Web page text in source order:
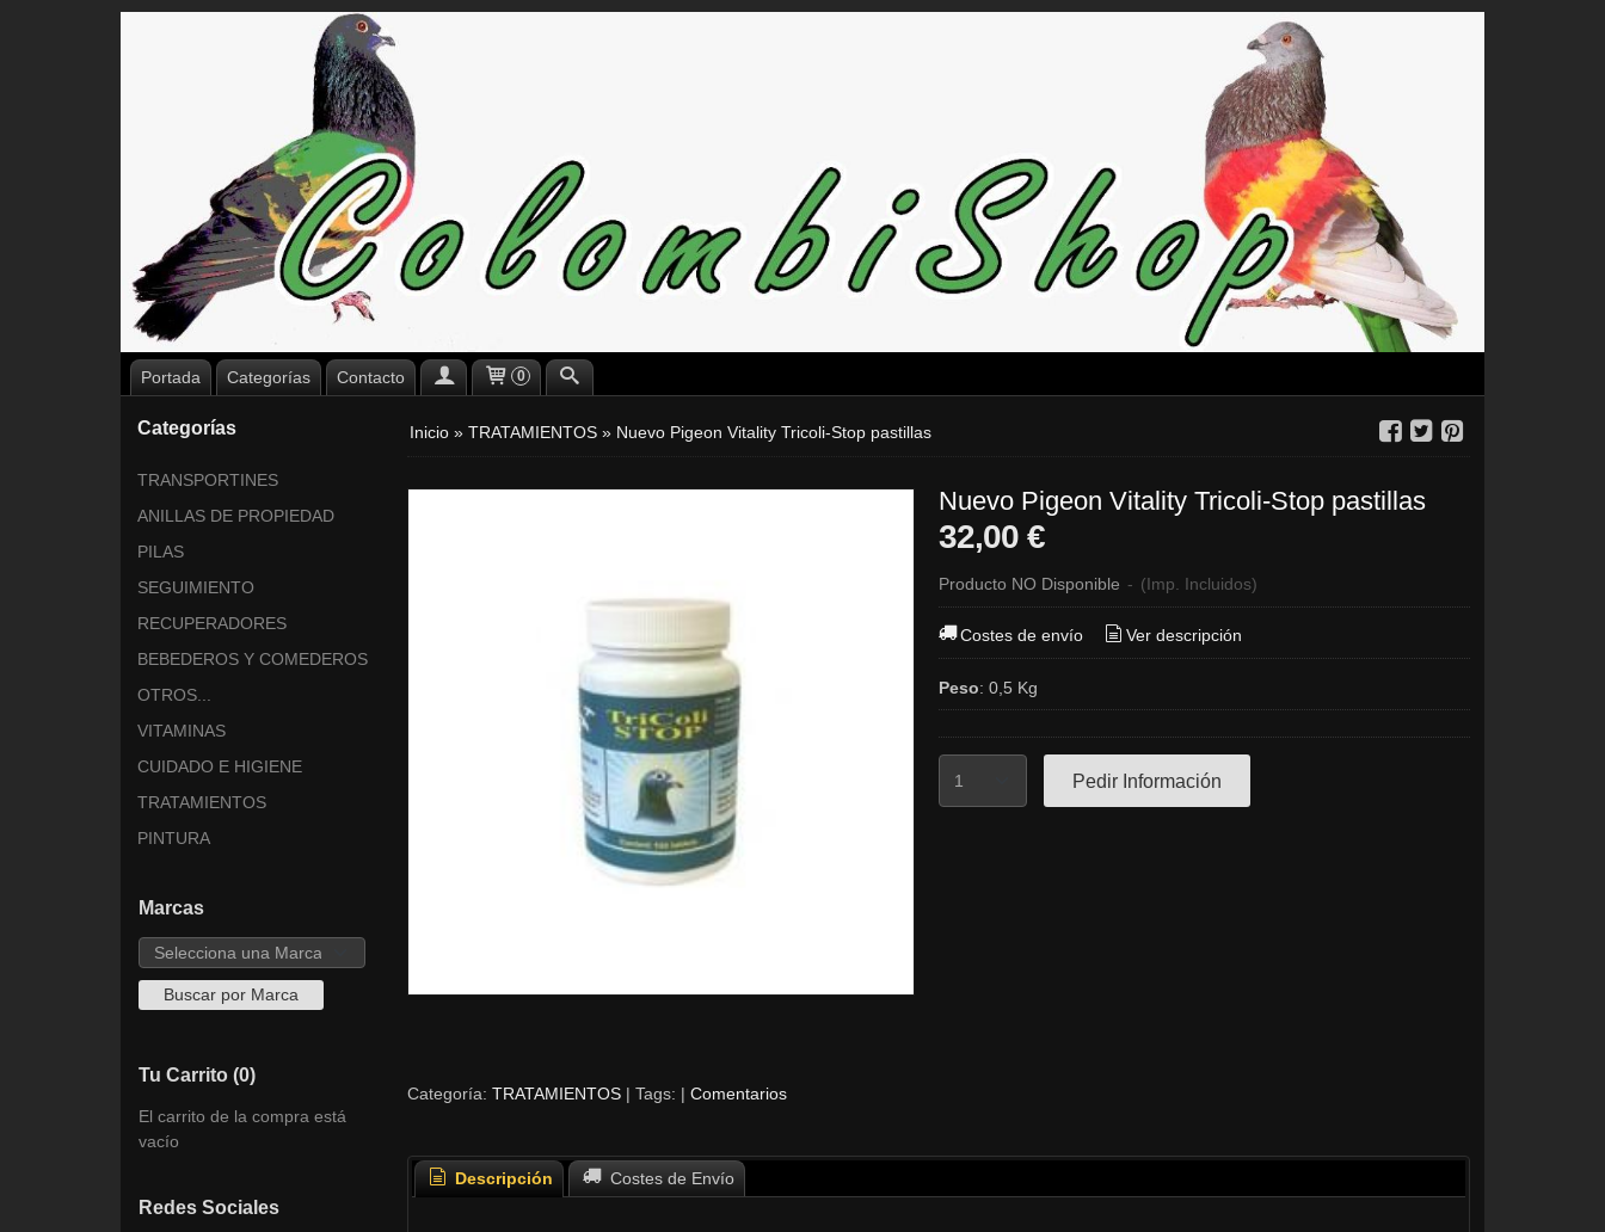
Portada Categorías Contacto 0
Categorías
TRANSPORTINES
ANILLAS DE PROPIEDAD
PILAS
SEGUIMIENTO
RECUPERADORES
BEBEDEROS Y COMEDEROS
OTROS...
VITAMINAS
CUIDADO E HIGIENE
TRATAMIENTOS
PINTURA
Marcas
Tu Carrito (0)
El carrito de la compra está
vacío
Redes Sociales
Inicio» TRATAMIENTOS» Nuevo Pigeon Vitality Tricoli-Stop pastillas
Nuevo Pigeon Vitality Tricoli-Stop pastillas
32,00 €
Producto NO Disponible - (Imp. Incluidos)
Costes de envío Ver descripción
Peso: 0,5 Kg
Pedir Información
Categoría: TRATAMIENTOS| Tags: | Comentarios
Descripción Costes de Envío